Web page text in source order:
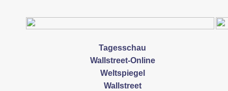
Tagesschau
Wallstreet-Online
Weltspiegel
Wallstreet